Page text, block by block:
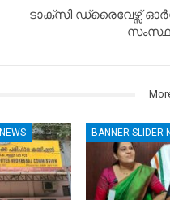
ടാക്സി ഡ്രൈവേഴ്സ്
BANNER SLIDER